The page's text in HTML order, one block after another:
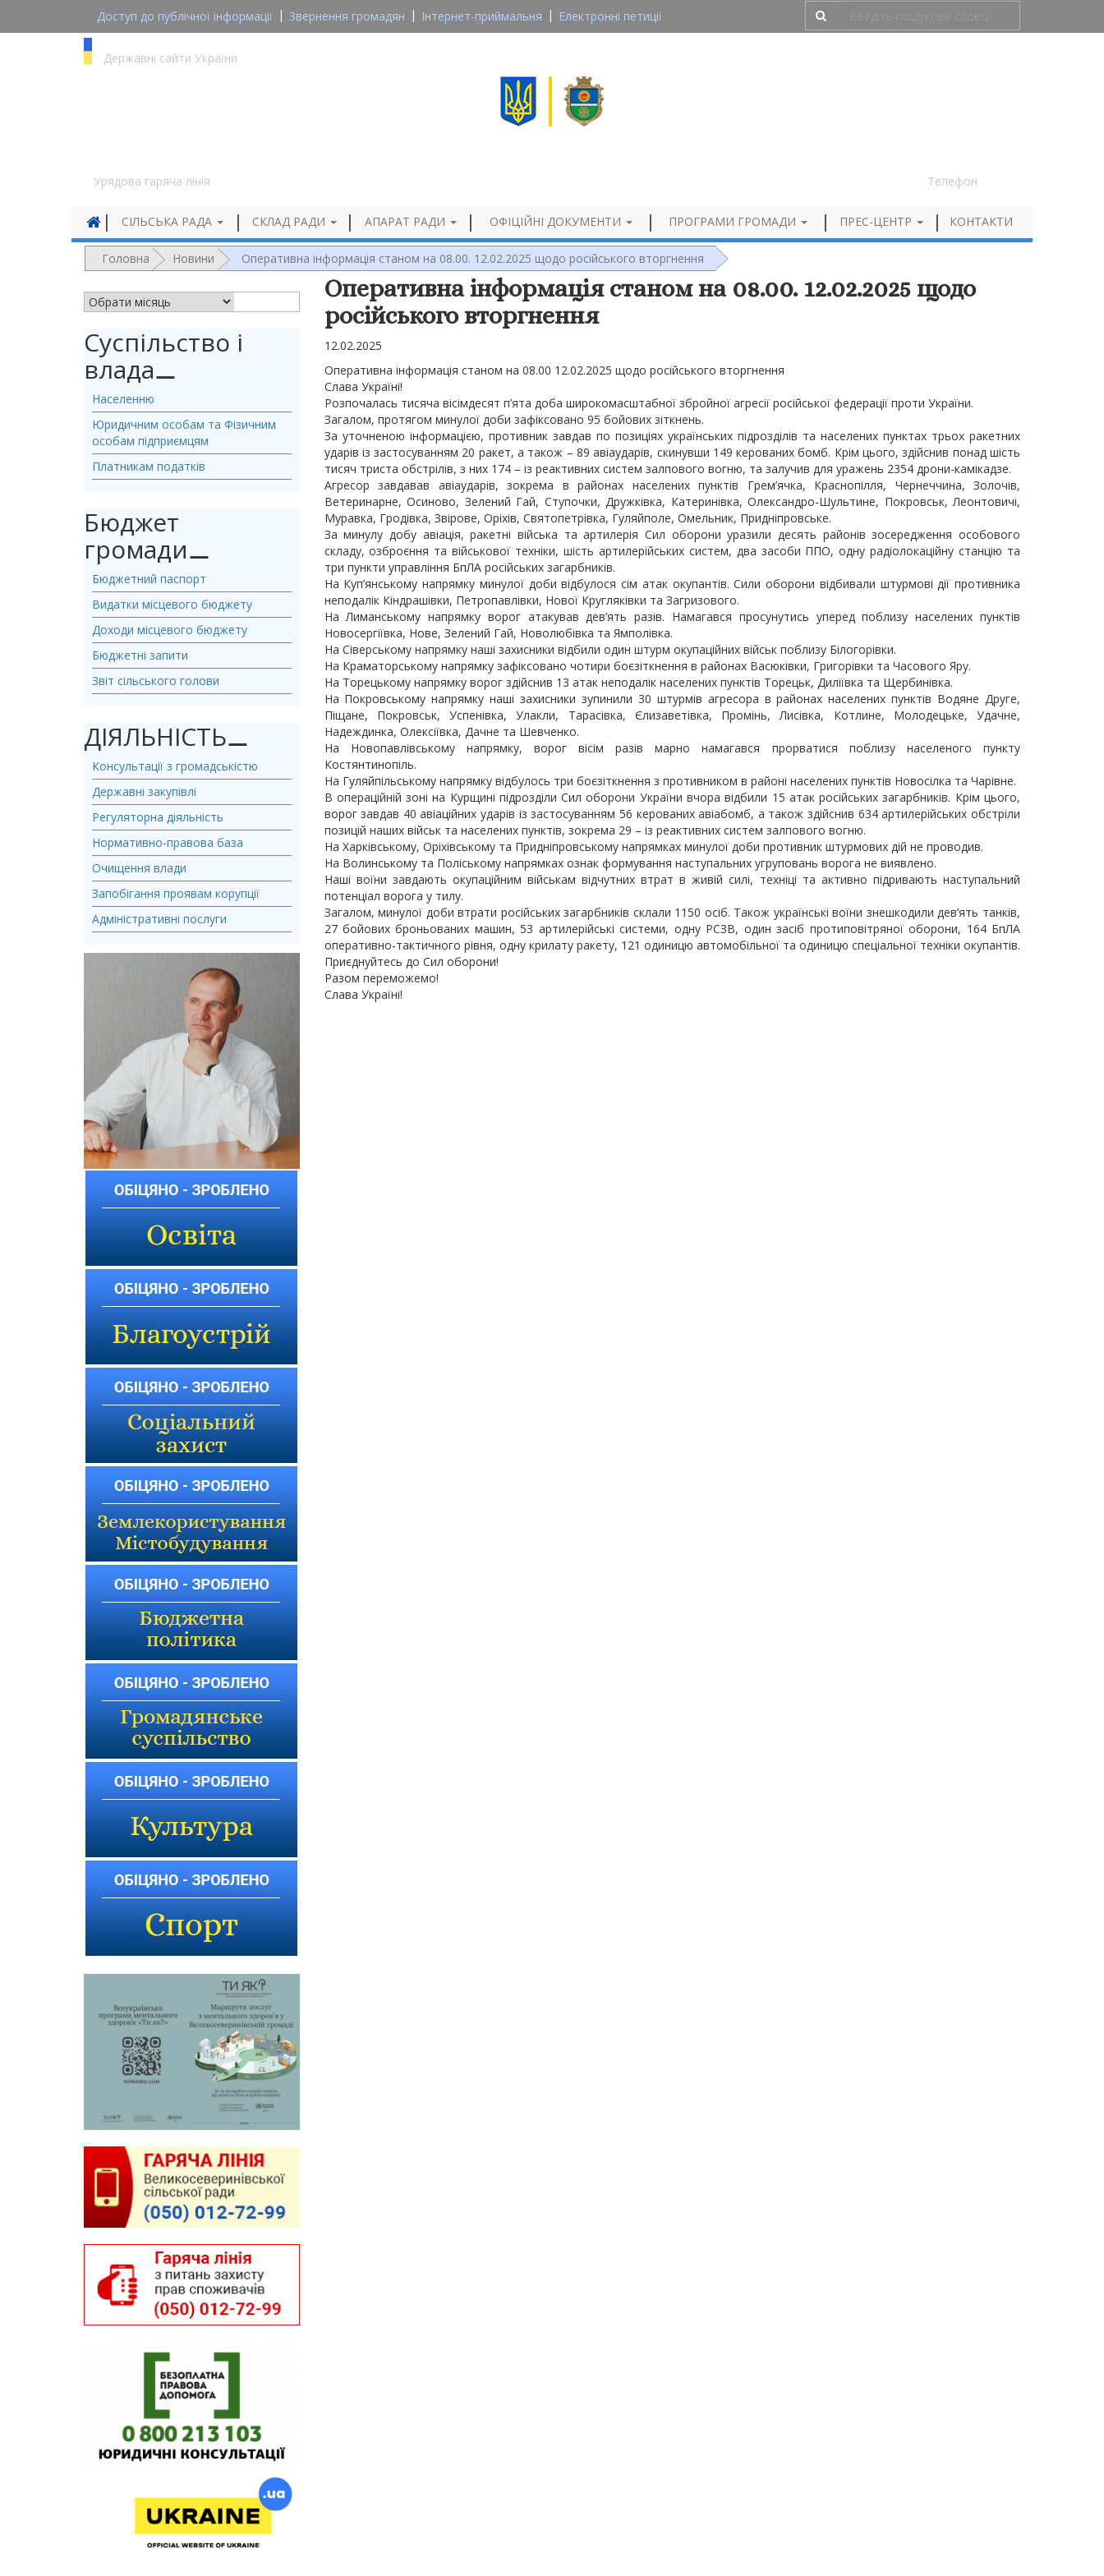
Доступ до публічної інформації Звернення громадян Інтернет-приймальня
Електронні петиції
Державні сайти України
Урядова гаряча лінія Телефон
СІЛЬСЬКА РАДА СКЛАД РАДИ АПАРАТ РАДИ ОФІЦІЙНІ ДОКУМЕНТИ ПРОГРАМИ ГРОМАДИ ПРЕС-ЦЕНТР КОНТАКТИ
Головна Новини Оперативна інформація станом на 08.00. 12.02.2025 щодо російського вторгнення
АРХІВ НОВИН
Суспільство і
влада⚊
Населенню
Юридичним особам та Фізичним
особам підприємцям
Платникам податків
Бюджет
громади⚊
Бюджетний паспорт
Видатки місцевого бюджету
Доходи місцевого бюджету
Бюджетні запити
Звіт сільського голови
ДІЯЛЬНІСТЬ⚊
Консультації з громадськістю
Державні закупівлі
Регуляторна діяльність
Нормативно-правова база
Очищення влади
Запобігання проявам корупції
Адміністративні послуги
Оперативна інформація станом на 08.00. 12.02.2025 щодо
російського вторгнення
12.02.2025
Оперативна інформація станом на 08.00 12.02.2025 щодо російського вторгнення
Слава Україні!
Розпочалась тисяча вісімдесят п’ята доба широкомасштабної збройної агресії російської федерації проти України.
Загалом, протягом минулої доби зафіксовано 95 бойових зіткнень.
За уточненою інформацією, противник завдав по позиціях українських підрозділів та населених пунктах трьох ракетних
ударів із застосуванням 20 ракет, а також – 89 авіаударів, скинувши 149 керованих бомб. Крім цього, здійснив понад шість
тисяч триста обстрілів, з них 174 – із реактивних систем залпового вогню, та залучив для уражень 2354 дрони-камікадзе.
Агресор завдавав авіаударів, зокрема в районах населених пунктів Грем’ячка, Краснопілля, Чернеччина, Золочів,
Ветеринарне, Осиново, Зелений Гай, Ступочки, Дружківка, Катеринівка, Олександро-Шультине, Покровськ, Леонтовичі,
Муравка, Гродівка, Звірове, Оріхів, Святопетрівка, Гуляйполе, Омельник, Придніпровське.
За минулу добу авіація, ракетні війська та артилерія Сил оборони уразили десять районів зосередження особового
складу, озброєння та військової техніки, шість артилерійських систем, два засоби ППО, одну радіолокаційну станцію та
три пункти управління БпЛА російських загарбників.
На Куп’янському напрямку минулої доби відбулося сім атак окупантів. Сили оборони відбивали штурмові дії противника
неподалік Кіндрашівки, Петропавлівки, Нової Кругляківки та Загризового.
На Лиманському напрямку ворог атакував дев’ять разів. Намагався просунутись уперед поблизу населених пунктів
Новосергіївка, Нове, Зелений Гай, Новолюбівка та Ямполівка.
На Сіверському напрямку наші захисники відбили один штурм окупаційних військ поблизу Білогорівки.
На Краматорському напрямку зафіксовано чотири боєзіткнення в районах Васюківки, Григорівки та Часового Яру.
На Торецькому напрямку ворог здійснив 13 атак неподалік населених пунктів Торецьк, Диліївка та Щербинівка.
На Покровському напрямку наші захисники зупинили 30 штурмів агресора в районах населених пунктів Водяне Друге,
Піщане, Покровськ, Успенівка, Улакли, Тарасівка, Єлизаветівка, Промінь, Лисівка, Котлине, Молодецьке, Удачне,
Надеждинка, Олексіївка, Дачне та Шевченко.
На Новопавлівському напрямку, ворог вісім разів марно намагався прорватися поблизу населеного пункту
Костянтинопіль.
На Гуляйпільському напрямку відбулось три боєзіткнення з противником в районі населених пунктів Новосілка та Чарівне.
В операційній зоні на Курщині підрозділи Сил оборони України вчора відбили 15 атак російських загарбників. Крім цього,
ворог завдав 40 авіаційних ударів із застосуванням 56 керованих авіабомб, а також здійснив 634 артилерійських обстріли
позицій наших військ та населених пунктів, зокрема 29 – із реактивних систем залпового вогню.
На Харківському, Оріхівському та Придніпровському напрямках минулої доби противник штурмових дій не проводив.
На Волинському та Поліському напрямках ознак формування наступальних угруповань ворога не виявлено.
Наші воїни завдають окупаційним військам відчутних втрат в живій силі, техніці та активно підривають наступальний
потенціал ворога у тилу.
Загалом, минулої доби втрати російських загарбників склали 1150 осіб. Також українські воїни знешкодили дев’ять танків,
27 бойових броньованих машин, 53 артилерійські системи, одну РСЗВ, один засіб протиповітряної оборони, 164 БпЛА
оперативно-тактичного рівня, одну крилату ракету, 121 одиницю автомобільної та одиницю спеціальної техніки окупантів.
Приєднуйтесь до Сил оборони!
Разом переможемо!
Слава Україні!